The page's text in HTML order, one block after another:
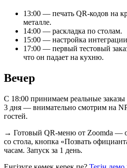
13:00 — печать QR-кодов на
металле.
14:00 — раскладка по столам.
15:00 — настройка
17:00 — первый тестовый
что он падает на кухню.
Вечер
С 18:00 принимаем реальные
3 дня — внимательно смотрим на
гостей.
→ Готовый QR-меню от Zoomda —
со стола, кнопка «Позвать
часам. Запуск за 1 день.